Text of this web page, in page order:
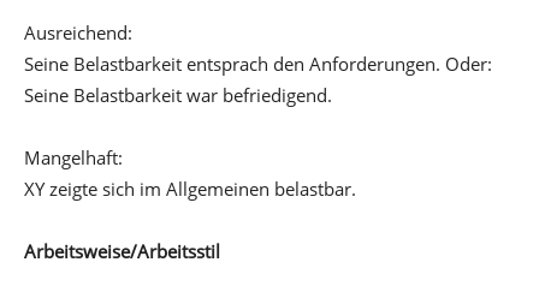
Ausreichend:
Seine Belastbarkeit entsprach den Anforderungen. Oder:
Seine Belastbarkeit war befriedigend.
Mangelhaft:
XY zeigte sich im Allgemeinen belastbar.
Arbeitsweise/Arbeitsstil